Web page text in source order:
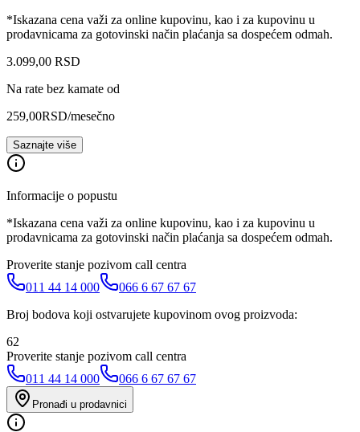
*Iskazana cena važi za online kupovinu, kao i za kupovinu u
prodavnicama za gotovinski način plaćanja sa dospećem odmah.
3.099,00 RSD
Na rate bez kamate od
259,00RSD/mesečno
Saznajte više
Informacije o popustu
*Iskazana cena važi za online kupovinu, kao i za kupovinu u
prodavnicama za gotovinski način plaćanja sa dospećem odmah.
Proverite stanje pozivom call centra
011 44 14 000
066 6 67 67 67
Broj bodova koji ostvarujete kupovinom ovog proizvoda:
62
Proverite stanje pozivom call centra
011 44 14 000
066 6 67 67 67
Pronađi u prodavnici